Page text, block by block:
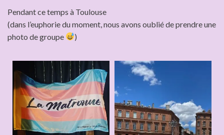
Pendant ce temps à Toulouse
(dans l’euphorie du moment, nous avons oublié de prendre une
photo de groupe
)